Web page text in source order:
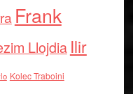
Frank
Llojdia Ilir
Kolec Traboini